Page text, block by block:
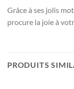
Grâce à ses jolis
procure la joie à
PRODUITS